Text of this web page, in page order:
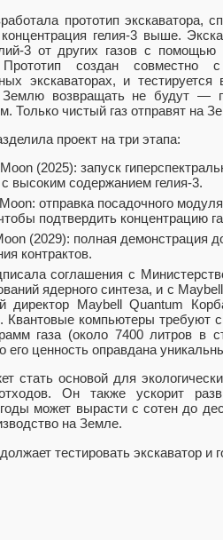
прототип экскаватора,
концентрация гелия-3 выше.
3 от других газов с
создан совместно
экскаваторах, и
Землю возвращать не будут —
Только чистый газ отправят на
проект на три этапа:
(2025): запуск
с высоким содержанием гелия-3.
отправка посадочного
подтвердить концентрацию
(2029): полная демонстрация
контрактов.
соглашения с
ядерного синтеза, и с
директор Maybell Quantum
Квантовые компьютеры требуют
газа (около 7400 литров в
его ценность оправдана
стать основой для
Он также ускорит
может вырасти с сотен до
на Земле.
тестировать экскаватор и